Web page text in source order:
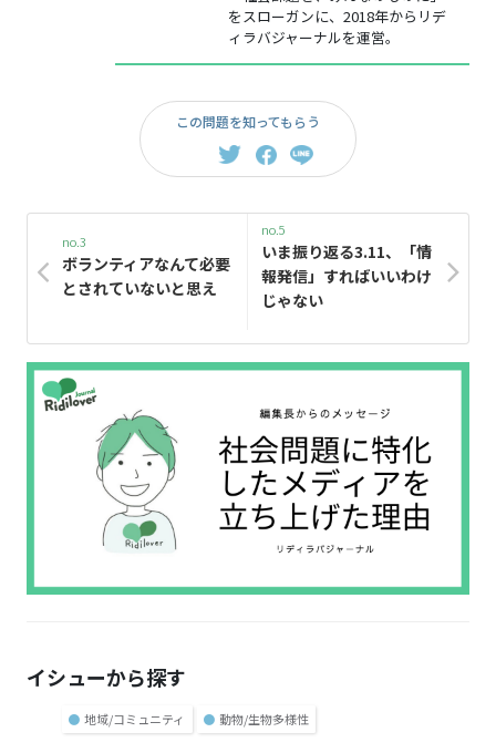
をスローガンに、2018年からリデ
ィラバジャーナルを運営。
この問題を知ってもらう
no.3
ボランティアなんて必要
とされていないと思え
no.5
いま振り返る3.11、「情
報発信」すればいいわけ
じゃない
イシューから探す
● 地域/コミュニティ ● 動物/生物多様性